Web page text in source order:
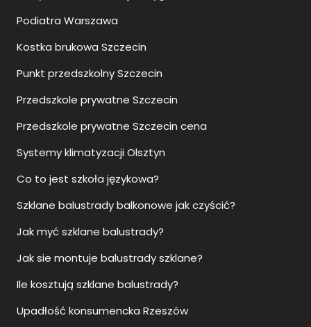
Kostka brukowa Szczecin
Punkt przedszkolny Szczecin
Przedszkole prywatne Szczecin
Przedszkole prywatne Szczecin cena
Systemy klimatyzacji Olsztyn
Co to jest szkoła językowa?
Szklane balustrady balkonowe jak czyścić?
Jak myć szklane balustrady?
Jak sie montuje balustrady szklane?
Ile kosztują szklane balustrady?
Upadłość konsumencka Rzeszów
Upadłość konsumencka Szczecin